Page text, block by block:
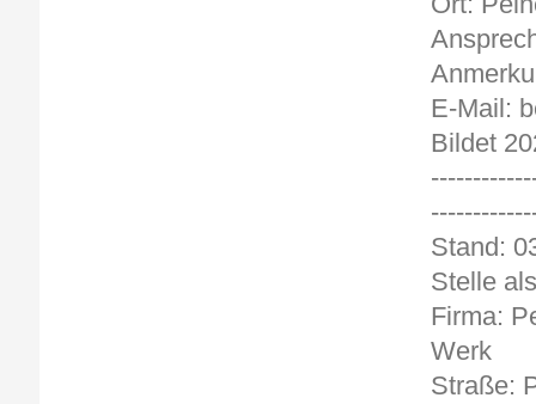
E-Mail:
Bildet
Stelle
Firma:
Werk
Straße: